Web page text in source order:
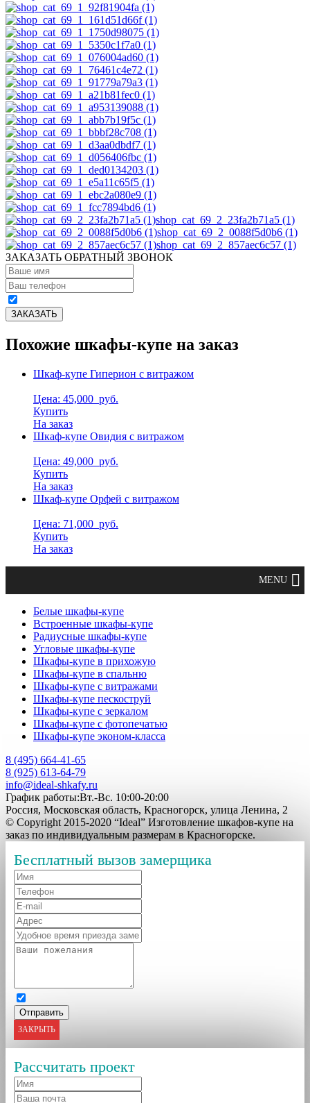
shop_cat_69_2_23fa2b71a5 (1)
shop_cat_69_2_0088f5d0b6 (1)
shop_cat_69_2_857aec6c57 (1)
ЗАКАЗАТЬ ОБРАТНЫЙ ЗВОНОК
Похожие шкафы-купе на заказ
Шкаф-купе Гиперион с витражом
Цена: 45,000 руб.
Купить
На заказ
Шкаф-купе Овидия с витражом
Цена: 49,000 руб.
Купить
На заказ
Шкаф-купе Орфей с витражом
Цена: 71,000 руб.
Купить
На заказ
Белые шкафы-купе
Встроенные шкафы-купе
Радиусные шкафы-купе
Угловые шкафы-купе
Шкафы-купе в прихожую
Шкафы-купе в спальню
Шкафы-купе с витражами
Шкафы-купе пескоструй
Шкафы-купе с зеркалом
Шкафы-купе с фотопечатью
Шкафы-купе эконом-класса
8 (495) 664-41-65
8 (925) 613-64-79
info@ideal-shkafy.ru
График работы:Вт.-Вс. 10:00-20:00
Россия, Московская область, Красногорск, улица Ленина, 2
© Copyright 2015-2020 “Ideal” Изготовление шкафов-купе на
заказ по индивидуальным размерам в Красногорске.
Бесплатный вызов замерщика
ЗАКРЫТЬ
Рассчитать проект